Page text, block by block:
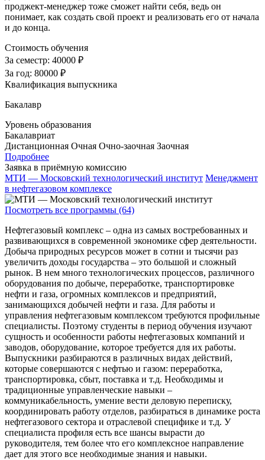
проджект-менеджер тоже сможет найти себя, ведь он
понимает, как создать свой проект и реализовать его от начала
и до конца.
Стоимость обучения
За семестр: 40000 ₽
За год: 80000 ₽
Квалификация выпускника
Бакалавр
Уровень образования
Бакалавриат
Дистанционная Очная Очно-заочная Заочная
Подробнее
Заявка в приёмную комиссию
МТИ — Московский технологический институт Менеджмент
в нефтегазовом комплексе
Посмотреть все программы (64)
Нефтегазовый комплекс – одна из самых востребованных и
развивающихся в современной экономике сфер деятельности.
Добыча природных ресурсов может в сотни и тысячи раз
увеличить доходы государства – это большой и сложный
рынок. В нем много технологических процессов, различного
оборудования по добыче, переработке, транспортировке
нефти и газа, огромных комплексов и предприятий,
занимающихся добычей нефти и газа. Для работы и
управления нефтегазовым комплексом требуются профильные
специалисты. Поэтому студенты в период обучения изучают
сущность и особенности работы нефтегазовых компаний и
заводов, оборудование, которое требуется для их работы.
Выпускники разбираются в различных видах действий,
которые совершаются с нефтью и газом: переработка,
транспортировка, сбыт, поставка и т.д. Необходимы и
традиционные управленческие навыки –
коммуникабельность, умение вести деловую переписку,
координировать работу отделов, разбираться в динамике роста
нефтегазового сектора и отраслевой специфике и т.д. У
специалиста профиля есть все шансы вырасти до
руководителя, тем более что его комплексное направление
дает для этого все необходимые знания и навыки.